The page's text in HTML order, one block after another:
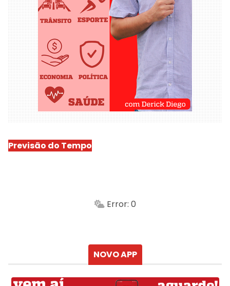
Previsão do Tempo
Min.
Error: 0
NOVO APP